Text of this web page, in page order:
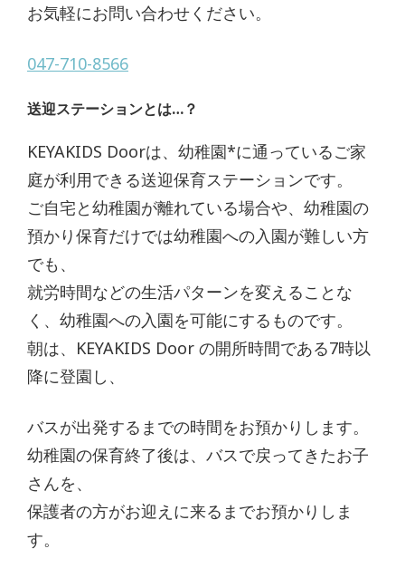
お気軽にお問い合わせください。
047-710-8566
送迎ステーションとは…？
KEYAKIDS Doorは、幼稚園*に通っているご家
庭が利用できる送迎保育ステーションです。
ご自宅と幼稚園が離れている場合や、幼稚園の
預かり保育だけでは幼稚園への入園が難しい方
でも、
就労時間などの生活パターンを変えることな
く、幼稚園への入園を可能にするものです。
朝は、KEYAKIDS Door の開所時間である7時以
降に登園し、
バスが出発するまでの時間をお預かりします。
幼稚園の保育終了後は、バスで戻ってきたお子
さんを、
保護者の方がお迎えに来るまでお預かりしま
す。